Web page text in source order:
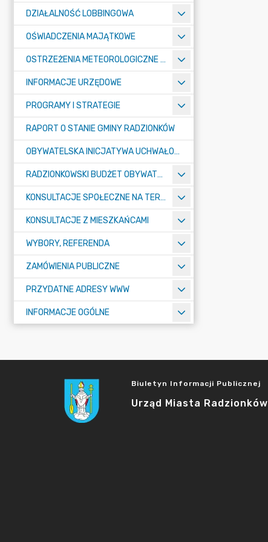
DZIAŁALNOŚĆ LOBBINGOWA
OŚWIADCZENIA MAJĄTKOWE
OSTRZEŻENIA METEOROLOGICZNE O ZŁYM STANIE POWIETRZA I INNE
INFORMACJE URZĘDOWE
PROGRAMY I STRATEGIE
RAPORT O STANIE GMINY RADZIONKÓW
OBYWATELSKA INICJATYWA UCHWAŁODAWCZA
RADZIONKOWSKI BUDŻET OBYWATELSKI
KONSULTACJE SPOŁECZNE NA TERENIE MIASTA RADZIONKÓW
KONSULTACJE Z MIESZKAŃCAMI
WYBORY, REFERENDA
ZAMÓWIENIA PUBLICZNE
PRZYDATNE ADRESY WWW
INFORMACJE OGÓLNE
Biuletyn Informacji Publicznej
Urząd Miasta Radzionków